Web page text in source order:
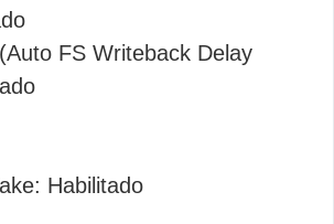
FS Writeback Delay
Habilitado